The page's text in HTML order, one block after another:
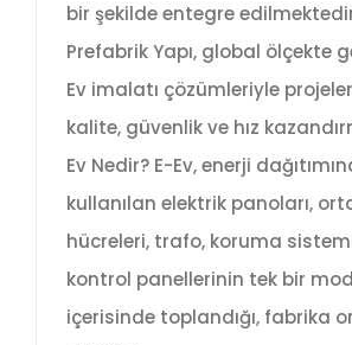
bir şekilde entegre
Prefabrik Yapı, global ölçekte
Ev imalatı çözümleriyle
kalite, güvenlik ve hız
Ev Nedir? E-Ev, enerji
kullanılan elektrik panoları,
hücreleri, trafo, koruma
kontrol panellerinin tek bir
içerisinde toplandığı, fabrika